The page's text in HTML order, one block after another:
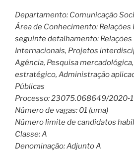
Departamento: Comunicação
Área de Conhecimento: Relações
seguinte detalhamento: Relações
Internacionais, Projetos
Agência, Pesquisa
estratégico, Administração
Públicas
Processo: 23075.068649/
Número de vagas: 01 (uma)
Número limite de candidatos
Classe: A
Denominação: Adjunto A